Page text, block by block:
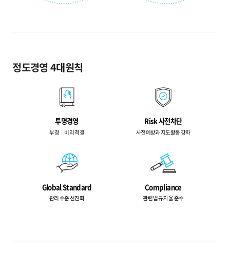
정도경영 4대원칙
투명경영
부정ㆍ비리 척결
Risk 사전차단
사전예방과 지도활동 강화
Global Standard
관리 수준 선진화
Compliance
관련 법규 자율 준수